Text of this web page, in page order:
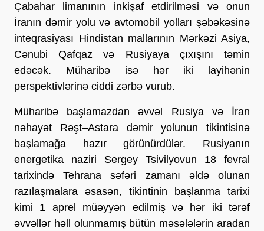
Çabahar limanının inkişaf etdirilməsi və onun
İranın dəmir yolu və avtomobil yolları şəbəkəsinə
inteqrasiyası Hindistan mallarının Mərkəzi Asiya,
Cənubi Qafqaz və Rusiyaya çıxışını təmin
edəcək. Müharibə isə hər iki layihənin
perspektivlərinə ciddi zərbə vurub.
Müharibə başlamazdan əvvəl Rusiya və İran
nəhayət Rəşt–Astara dəmir yolunun tikintisinə
başlamağa hazır görünürdülər. Rusiyanın
energetika naziri Sergey Tsivilyovun 18 fevral
tarixində Tehrana səfəri zamanı əldə olunan
razılaşmalara əsasən, tikintinin başlanma tarixi
kimi 1 aprel müəyyən edilmiş və hər iki tərəf
əvvəllər həll olunmamış bütün məsələlərin aradan